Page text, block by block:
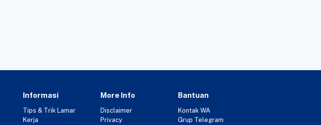
Informasi
Tips & Trik Lamar
Kerja
More Info
Disclaimer
Privacy
Bantuan
Kontak WA
Grup Telegram